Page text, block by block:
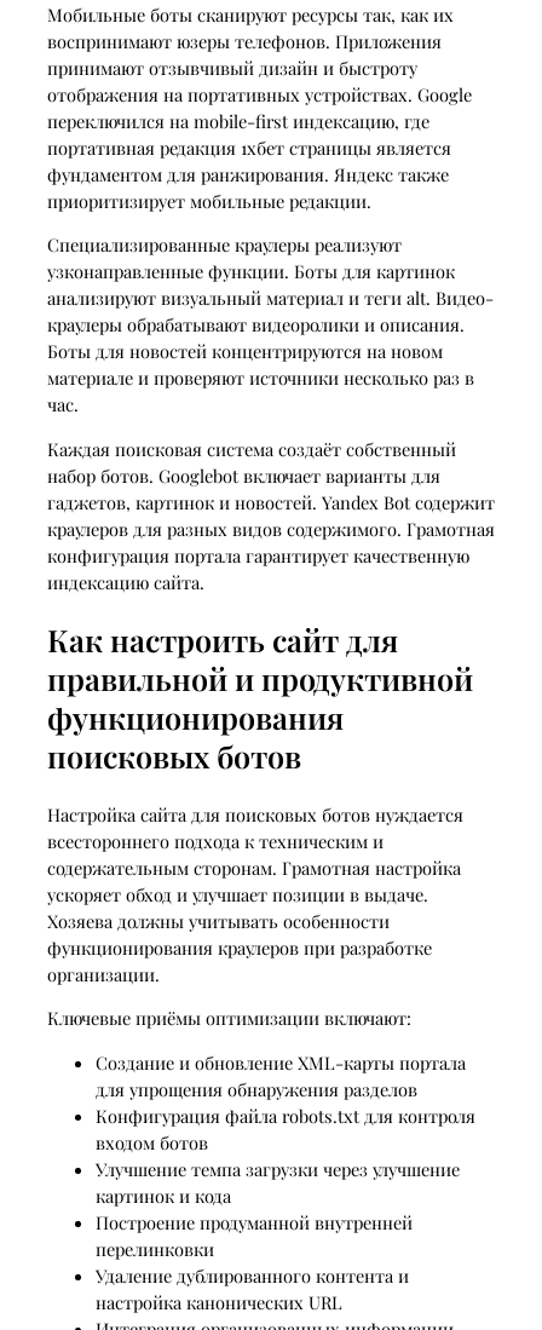
Мобильные боты сканируют ресурсы так, как их
воспринимают юзеры телефонов. Приложения
принимают отзывчивый дизайн и быстроту
отображения на портативных устройствах. Google
переключился на mobile-first индексацию, где
портативная редакция 1хбет страницы является
фундаментом для ранжирования. Яндекс также
приоритизирует мобильные редакции.
Специализированные краулеры реализуют
узконаправленные функции. Боты для картинок
анализируют визуальный материал и теги alt. Видео-
краулеры обрабатывают видеоролики и описания.
Боты для новостей концентрируются на новом
материале и проверяют источники несколько раз в
час.
Каждая поисковая система создаёт собственный
набор ботов. Googlebot включает варианты для
гаджетов, картинок и новостей. Yandex Bot содержит
краулеров для разных видов содержимого. Грамотная
конфигурация портала гарантирует качественную
индексацию сайта.
Как настроить сайт для
правильной и продуктивной
функционирования
поисковых ботов
Настройка сайта для поисковых ботов нуждается
всестороннего подхода к техническим и
содержательным сторонам. Грамотная настройка
ускоряет обход и улучшает позиции в выдаче.
Хозяева должны учитывать особенности
функционирования краулеров при разработке
организации.
Ключевые приёмы оптимизации включают:
Создание и обновление XML-карты портала
для упрощения обнаружения разделов
Конфигурация файла robots.txt для контроля
входом ботов
Улучшение темпа загрузки через улучшение
картинок и кода
Построение продуманной внутренней
перелинковки
Удаление дублированного контента и
настройка канонических URL